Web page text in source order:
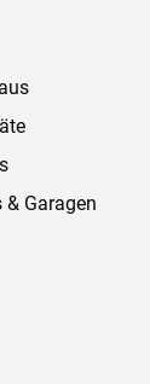
& Garagen